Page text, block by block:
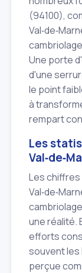
(94100),
Une porte
d'une
le point
à
rempart
Les
Les chiffres
une réalité.
efforts
souvent
perçue